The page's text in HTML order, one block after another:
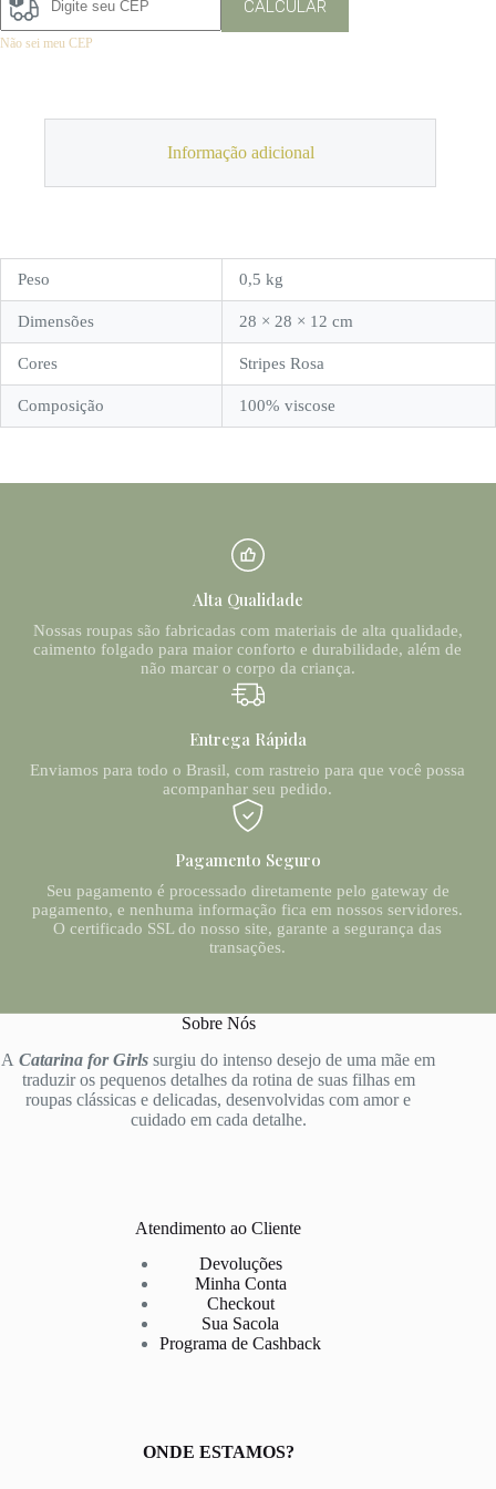
CALCULAR
Não sei meu CEP
Informação adicional
Peso 0,5 kg
Dimensões 28 × 28 × 12 cm
Cores Stripes Rosa
Composição 100% viscose
Alta Qualidade
Nossas roupas são fabricadas com materiais de alta qualidade,
caimento folgado para maior conforto e durabilidade, além de
não marcar o corpo da criança.
Entrega Rápida
Enviamos para todo o Brasil, com rastreio para que você possa
acompanhar seu pedido.
Pagamento Seguro
Seu pagamento é processado diretamente pelo gateway de
pagamento, e nenhuma informação fica em nossos servidores.
O certificado SSL do nosso site, garante a segurança das
transações.
Sobre Nós
ACatarina for Girls surgiu do intenso desejo de uma mãe em
traduzir os pequenos detalhes da rotina de suas filhas em
roupas clássicas e delicadas, desenvolvidas com amor e
cuidado em cada detalhe.
Atendimento ao Cliente
Devoluções
Minha Conta
Checkout
Sua Sacola
Programa de Cashback
ONDE ESTAMOS?